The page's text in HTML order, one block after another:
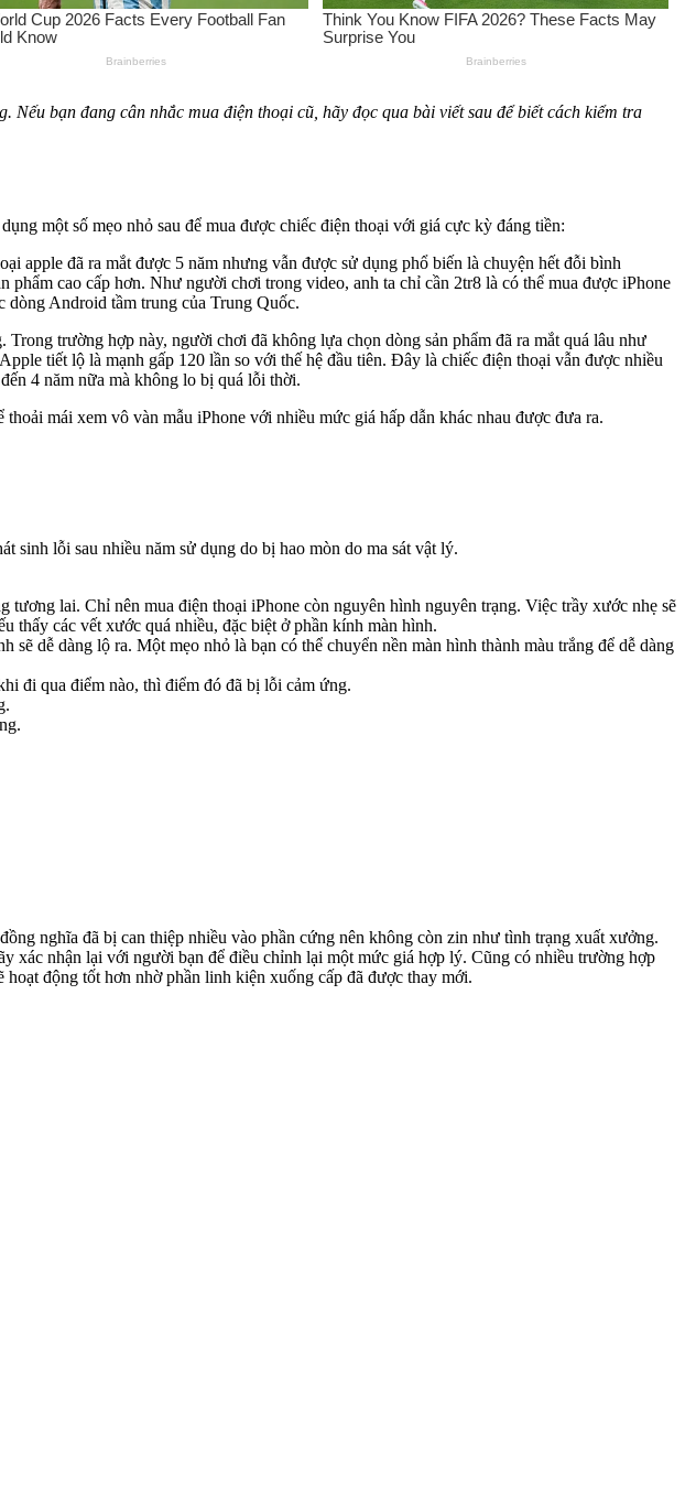
bạn đang cân nhắc mua điện thoại cũ, hãy đọc qua bài viết sau để biết cách kiểm tra
một số mẹo nhỏ sau để mua được chiếc điện thoại với giá cực kỳ đáng tiền:
apple đã ra mắt được 5 năm nhưng vẫn được sử dụng phổ biến là chuyện hết đỗi bình
cao cấp hơn. Như người chơi trong video, anh ta chỉ cần 2tr8 là có thể mua được iPhone
dòng Android tầm trung của Trung Quốc.
trường hợp này, người chơi đã không lựa chọn dòng sản phẩm đã ra mắt quá lâu như
tiết lộ là mạnh gấp 120 lần so với thế hệ đầu tiên. Đây là chiếc điện thoại vẫn được nhiều
4 năm nữa mà không lo bị quá lỗi thời.
mái xem vô vàn mẫu iPhone với nhiều mức giá hấp dẫn khác nhau được đưa ra.
sinh lỗi sau nhiều năm sử dụng do bị hao mòn do ma sát vật lý.
lai. Chỉ nên mua điện thoại iPhone còn nguyên hình nguyên trạng. Việc trầy xước nhẹ sẽ
thấy các vết xước quá nhiều, đặc biệt ở phần kính màn hình.
dễ dàng lộ ra. Một mẹo nhỏ là bạn có thể chuyển nền màn hình thành màu trắng để dễ dàng
đi qua điểm nào, thì điểm đó đã bị lỗi cảm ứng.
nghĩa đã bị can thiệp nhiều vào phần cứng nên không còn zin như tình trạng xuất xưởng.
xác nhận lại với người bạn để điều chỉnh lại một mức giá hợp lý. Cũng có nhiều trường hợp
động tốt hơn nhờ phần linh kiện xuống cấp đã được thay mới.